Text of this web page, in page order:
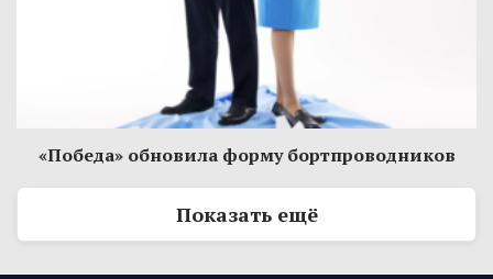
«Победа» обновила форму бортпроводников
Показать ещё